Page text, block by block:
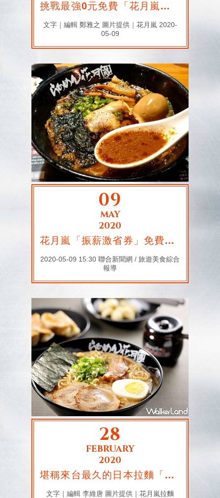
挑戰最強0元免費「花月嵐振興券」64天快閃限定
文字｜編輯 鄭雅之 圖片提供｜花月嵐 2020-
05-09
09
MAY
2020
花月嵐「振薪激省券」免費0元升級 糖心蛋只要10元、炸豬排下殺半價
2020-05-09 15:30 聯合新聞網 / 旅遊美食綜合
報導
28
FEBRUARY
2020
堪稱來台最久的日本拉麵「花月嵐」推出全新「万番菜拉麵」
文字｜編輯 李維唐 圖片提供｜花月嵐拉麵